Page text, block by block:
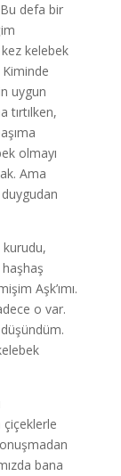
defa bir
kelebek
uygun
tırtılken,
olmayı
Ama
kurudu,
Aşk’ımı.
o var.
bana